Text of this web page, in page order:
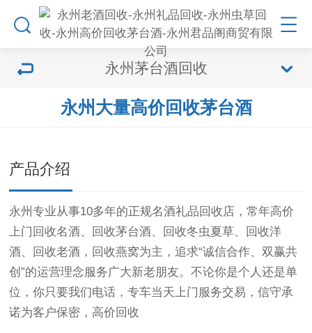
永州茅台酒回收
永州大量高价回收茅台酒
产品介绍
永州专业从事10多年的正规名酒礼品回收店，常年高价
上门回收名酒、回收茅台酒、回收冬虫夏草、回收洋
酒、回收老酒，回收燕窝为主，追求“诚信合作、双赢共
创”的运营理念服务广大新老朋友。不论你是个人还是单
位，你只要我们电话，专车当天上门服务交易，信守承
诺为客户保密，高价回收